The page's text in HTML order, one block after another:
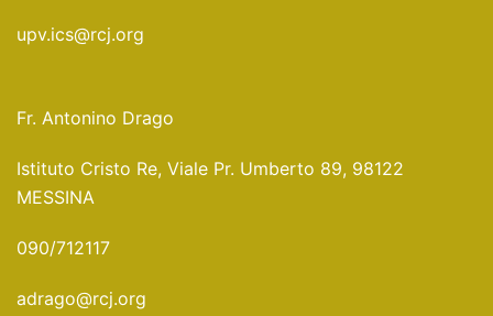
upv.ics@rcj.org
Fr. Antonino Drago
Istituto Cristo Re, Viale Pr. Umberto 89, 98122
MESSINA
090/712117
adrago@rcj.org